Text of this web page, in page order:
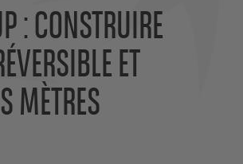
: CONSTRUIRE
ET
MÈTRES